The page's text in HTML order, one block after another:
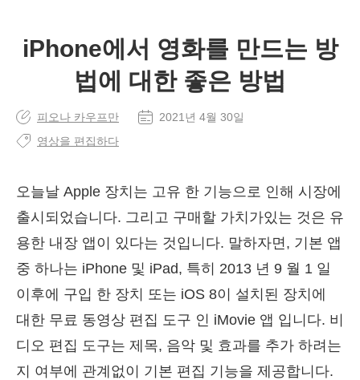
iPhone에서 영화를 만드는 방
법에 대한 좋은 방법
피오나 카우프만
2021년 4월 30일
영상을 편집하다
오늘날 Apple 장치는 고유 한 기능으로 인해 시장에
출시되었습니다. 그리고 구매할 가치가있는 것은 유
용한 내장 앱이 있다는 것입니다. 말하자면, 기본 앱
중 하나는 iPhone 및 iPad, 특히 2013 년 9 월 1 일
이후에 구입 한 장치 또는 iOS 8이 설치된 장치에
대한 무료 동영상 편집 도구 인 iMovie 앱 ⁠입니다. 비
디오 편집 도구는 제목, 음악 및 효과를 추가 하려는
지 여부에 관계없이 기본 편집 기능을 제공합니다.